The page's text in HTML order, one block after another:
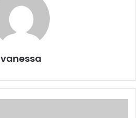
vanessa